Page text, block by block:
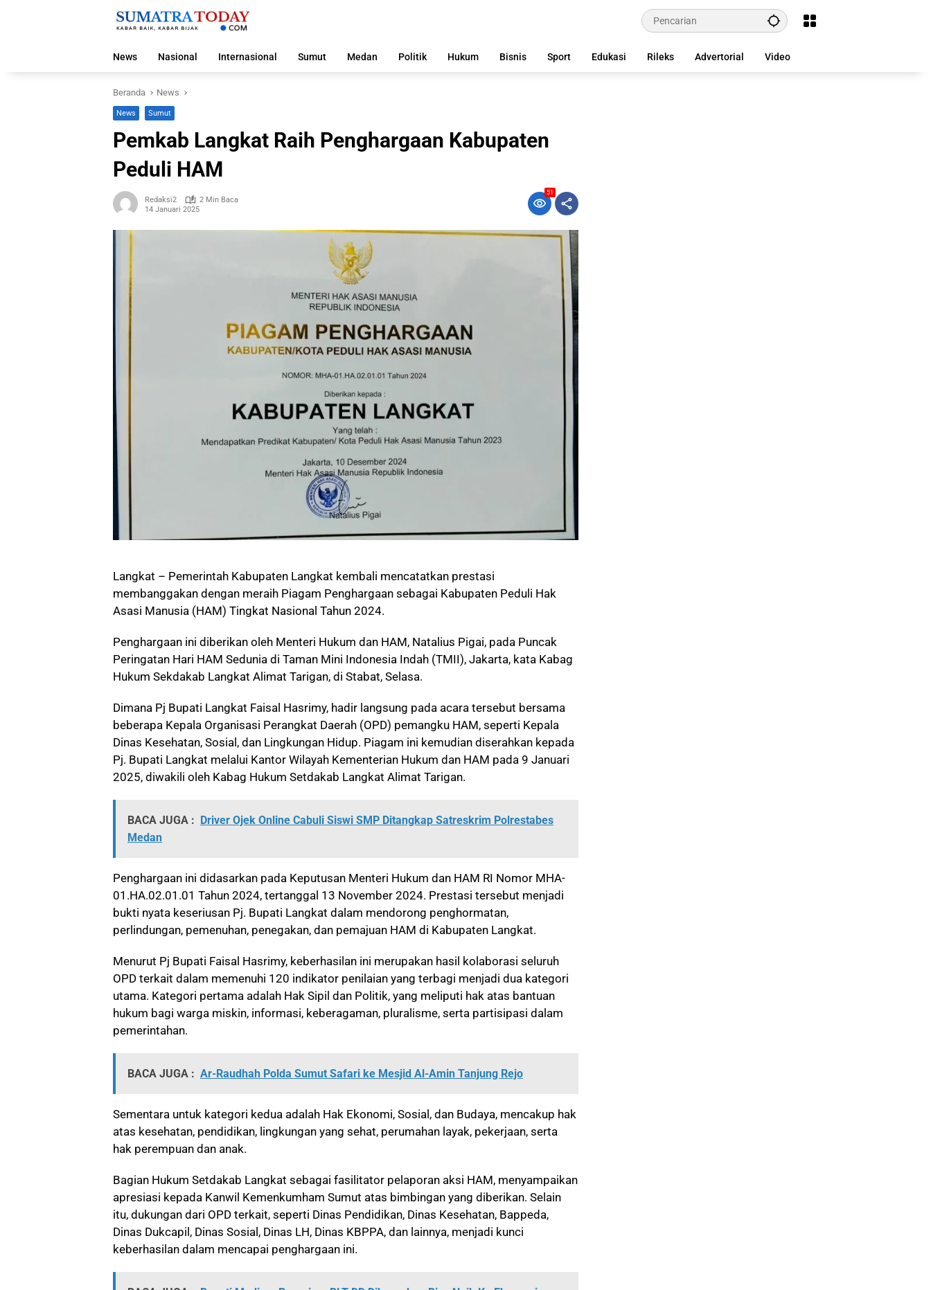
News
Nasional Internasional Sumut Medan Politik Hukum Bisnis Sport Edukasi Rileks Advertorial Video
Beranda News
News Sumut
Pemkab Langkat Raih Penghargaan Kabupaten
Peduli HAM
Redaksi2
2 Min Baca
14 Januari 2025
51
Langkat – Pemerintah Kabupaten Langkat kembali mencatatkan prestasi
membanggakan dengan meraih Piagam Penghargaan sebagai Kabupaten Peduli Hak
Asasi Manusia (HAM) Tingkat Nasional Tahun 2024.
Penghargaan ini diberikan oleh Menteri Hukum dan HAM, Natalius Pigai, pada Puncak
Peringatan Hari HAM Sedunia di Taman Mini Indonesia Indah (TMII), Jakarta, kata Kabag
Hukum Sekdakab Langkat Alimat Tarigan, di Stabat, Selasa.
Dimana Pj Bupati Langkat Faisal Hasrimy, hadir langsung pada acara tersebut bersama
beberapa Kepala Organisasi Perangkat Daerah (OPD) pemangku HAM, seperti Kepala
Dinas Kesehatan, Sosial, dan Lingkungan Hidup. Piagam ini kemudian diserahkan kepada
Pj. Bupati Langkat melalui Kantor Wilayah Kementerian Hukum dan HAM pada 9 Januari
2025, diwakili oleh Kabag Hukum Setdakab Langkat Alimat Tarigan.
BACA JUGA : Driver Ojek Online Cabuli Siswi SMP Ditangkap Satreskrim Polrestabes
Medan
Penghargaan ini didasarkan pada Keputusan Menteri Hukum dan HAM RI Nomor MHA-
01.HA.02.01.01 Tahun 2024, tertanggal 13 November 2024. Prestasi tersebut menjadi
bukti nyata keseriusan Pj. Bupati Langkat dalam mendorong penghormatan,
perlindungan, pemenuhan, penegakan, dan pemajuan HAM di Kabupaten Langkat.
Menurut Pj Bupati Faisal Hasrimy, keberhasilan ini merupakan hasil kolaborasi seluruh
OPD terkait dalam memenuhi 120 indikator penilaian yang terbagi menjadi dua kategori
utama. Kategori pertama adalah Hak Sipil dan Politik, yang meliputi hak atas bantuan
hukum bagi warga miskin, informasi, keberagaman, pluralisme, serta partisipasi dalam
pemerintahan.
BACA JUGA : Ar-Raudhah Polda Sumut Safari ke Mesjid Al-Amin Tanjung Rejo
Sementara untuk kategori kedua adalah Hak Ekonomi, Sosial, dan Budaya, mencakup hak
atas kesehatan, pendidikan, lingkungan yang sehat, perumahan layak, pekerjaan, serta
hak perempuan dan anak.
Bagian Hukum Setdakab Langkat sebagai fasilitator pelaporan aksi HAM, menyampaikan
apresiasi kepada Kanwil Kemenkumham Sumut atas bimbingan yang diberikan. Selain
itu, dukungan dari OPD terkait, seperti Dinas Pendidikan, Dinas Kesehatan, Bappeda,
Dinas Dukcapil, Dinas Sosial, Dinas LH, Dinas KBPPA, dan lainnya, menjadi kunci
keberhasilan dalam mencapai penghargaan ini.